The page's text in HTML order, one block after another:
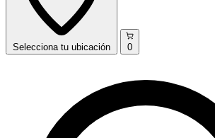
Selecciona tu ubicación 0